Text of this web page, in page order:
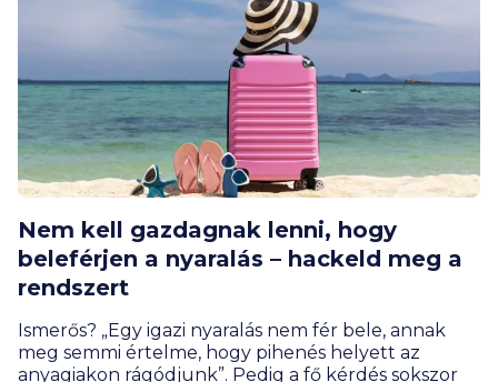
Nem kell gazdagnak lenni, hogy
beleférjen a nyaralás – hackeld meg a
rendszert
Ismerős? „Egy igazi nyaralás nem fér bele, annak
meg semmi értelme, hogy pihenés helyett az
anyagiakon rágódjunk”. Pedig a fő kérdés sokszor